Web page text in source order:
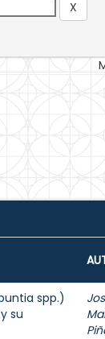
spp.)
su